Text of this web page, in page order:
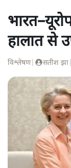
हालात से
विश्लेषण| सतीश झा